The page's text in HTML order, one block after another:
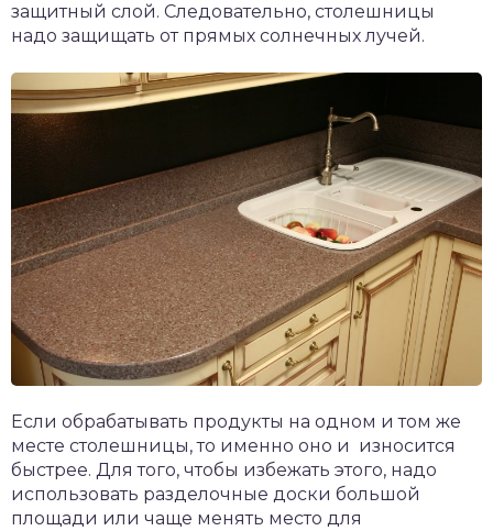
защитный слой. Следовательно, столешницы
надо защищать от прямых солнечных лучей.
Если обрабатывать продукты на одном и том же
месте столешницы, то именно оно и износится
быстрее. Для того, чтобы избежать этого, надо
использовать разделочные доски большой
площади или чаще менять место для